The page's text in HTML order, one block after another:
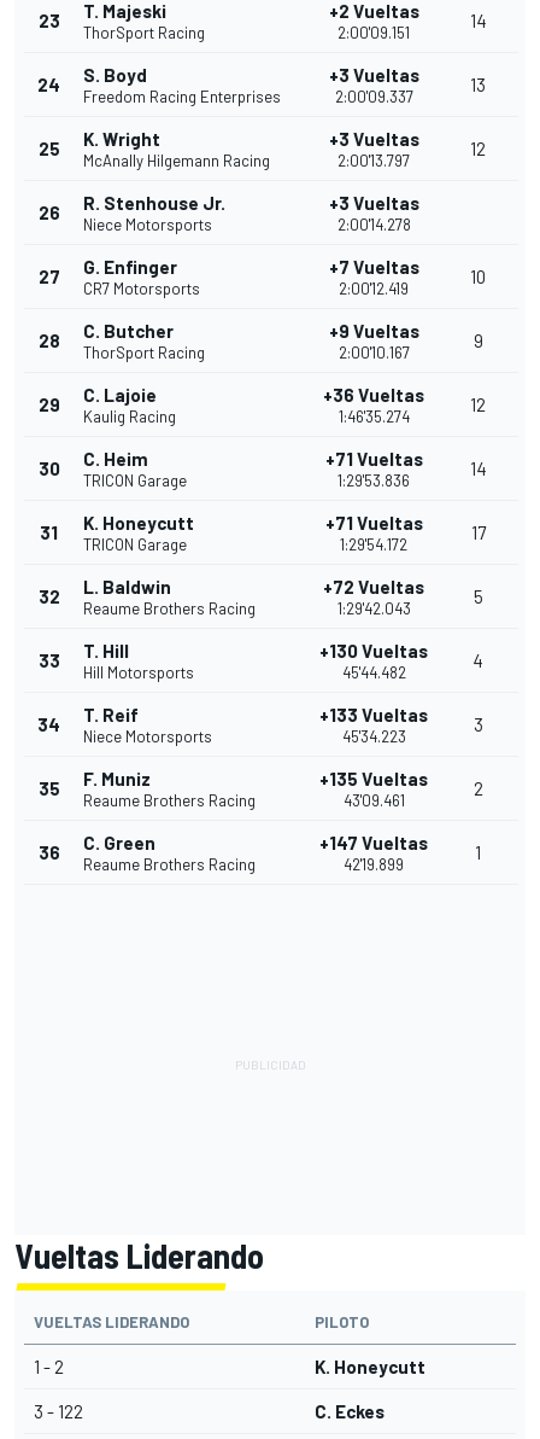
23 T. Majeski
ThorSport Racing
+2 Vueltas
2:00'09.151
14
24 S. Boyd
Freedom Racing Enterprises
+3 Vueltas
2:00'09.337
13
25 K. Wright
McAnally Hilgemann Racing
+3 Vueltas
2:00'13.797
12
26 R. Stenhouse Jr.
Niece Motorsports
+3 Vueltas
2:00'14.278
27 G. Enfinger
CR7 Motorsports
+7 Vueltas
2:00'12.419
10
28 C. Butcher
ThorSport Racing
+9 Vueltas
2:00'10.167
9
29 C. Lajoie
Kaulig Racing
+36 Vueltas
1:46'35.274
12
30 C. Heim
TRICON Garage
+71 Vueltas
1:29'53.836
14
31 K. Honeycutt
TRICON Garage
+71 Vueltas
1:29'54.172
17
32 L. Baldwin
Reaume Brothers Racing
+72 Vueltas
1:29'42.043
5
33 T. Hill
Hill Motorsports
+130 Vueltas
45'44.482
4
34 T. Reif
Niece Motorsports
+133 Vueltas
45'34.223
3
35 F. Muniz
Reaume Brothers Racing
+135 Vueltas
43'09.461
2
36 C. Green
Reaume Brothers Racing
+147 Vueltas
42'19.899
1
Vueltas Liderando
VUELTAS LIDERANDO PILOTO
1 - 2 K. Honeycutt
3 - 122 C. Eckes